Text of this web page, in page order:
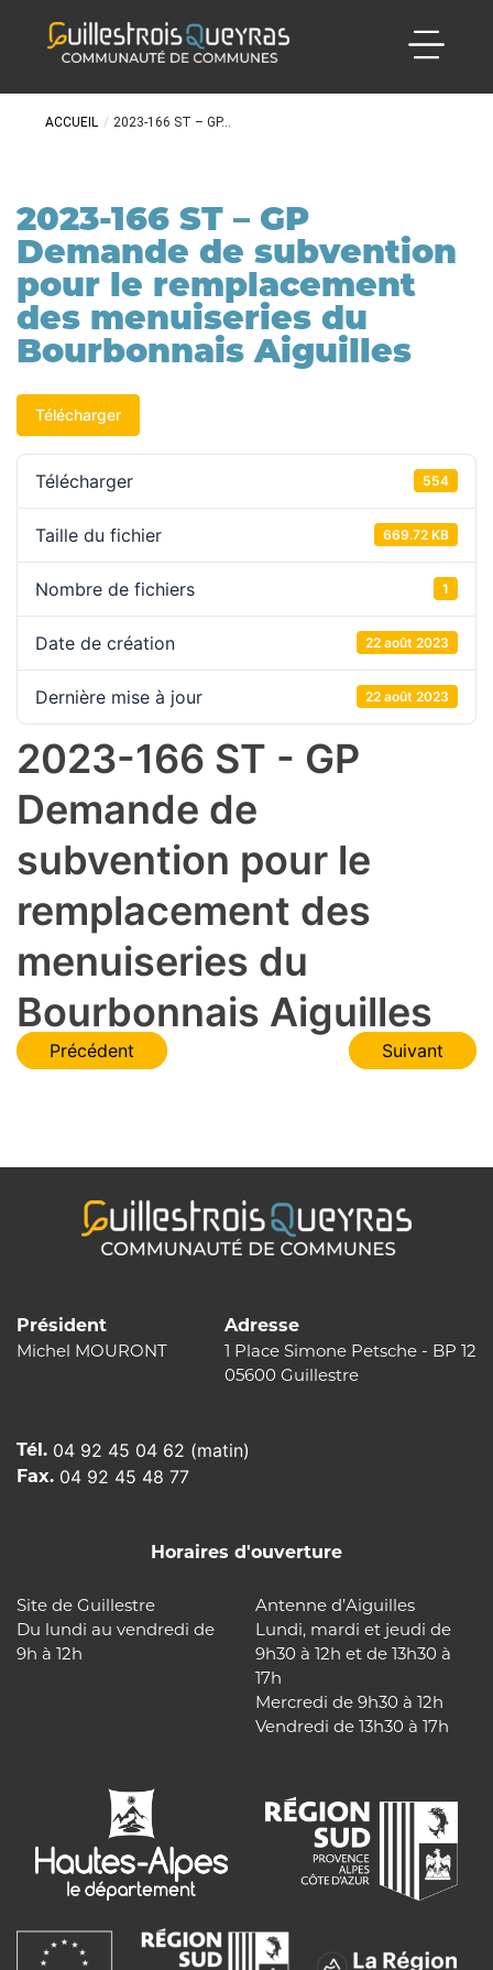
ACCUEIL / 2023-166 ST – GP...
2023-166 ST – GP
Demande de subvention
pour le remplacement
des menuiseries du
Bourbonnais Aiguilles
Télécharger
Télécharger 554
Taille du fichier 669.72 KB
Nombre de fichiers 1
Date de création 22 août 2023
Dernière mise à jour 22 août 2023
2023-166 ST - GP
Demande de
subvention pour le
remplacement des
menuiseries du
Bourbonnais Aiguilles
Navigation
Précédent Suivant
Président
Michel MOURONT
Adresse
1 Place Simone Petsche - BP 12
05600 Guillestre
Tél. 04 92 45 04 62 (matin)
Fax. 04 92 45 48 77
Horaires d'ouverture
Site de Guillestre
Du lundi au vendredi de
9h à 12h
Antenne d’Aiguilles
Lundi, mardi et jeudi de
9h30 à 12h et de 13h30 à
17h
Mercredi de 9h30 à 12h
Vendredi de 13h30 à 17h